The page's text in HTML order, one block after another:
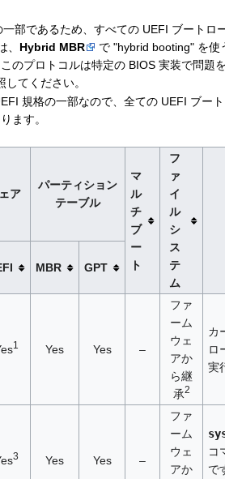
部であるため、すべての UEFI ブートロ
、 Hybrid MBR で "hybrid booting" を
のプロトコルは特定の BIOS 実装で問題
してください。
規格の一部なので、全ての UEFI ブー
ます。
ア
パーティション
テーブル
マ
ル
チ
ブ
ー
ト
フ
ァ
イ
ル
シ
ス
テ
ム
MBR GPT
1 Yes Yes –
ファ
ーム
ウェ
アか
ら継
承2
カ
ロ
実
3 Yes Yes –
ファ
ーム
ウェ
アか
コ
で